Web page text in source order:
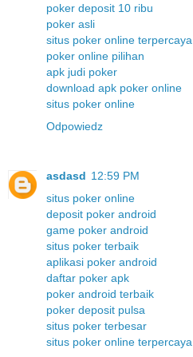
poker deposit 10 ribu
poker asli
situs poker online terpercaya
poker online pilihan
apk judi poker
download apk poker online
situs poker online
Odpowiedz
asdasd 12:59 PM
situs poker online
deposit poker android
game poker android
situs poker terbaik
aplikasi poker android
daftar poker apk
poker android terbaik
poker deposit pulsa
situs poker terbesar
situs poker online terpercaya